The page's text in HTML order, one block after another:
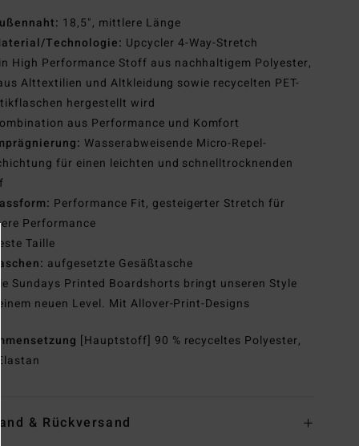
18,5", mittlere Länge
Technologie: Upcycler 4-Way-Stretch
High Performance Stoff aus nachhaltigem Polyester,
Alttextilien und Altkleidung sowie recycelten PET-
hergestellt wird
aus Performance und Komfort
Wasserabweisende Micro-Repel-
für einen leichten und schnelltrocknenden
Performance Fit, gesteigerter Stretch für
Performance
Feste Taille
Taschen: aufgesetzte Gesäßtasche
Die Sundays Printed Boardshorts bringt unseren Style
einem neuen Level. Mit Allover-Print-Designs
[Hauptstoff] 90 % recyceltes Polyester,
& Rückversand